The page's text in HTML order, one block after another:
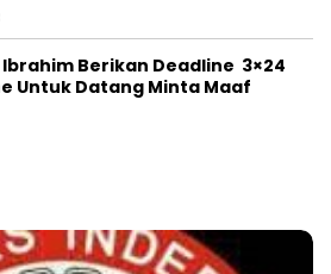
Ibrahim Berikan Deadline 3×24
Untuk Datang Minta Maaf